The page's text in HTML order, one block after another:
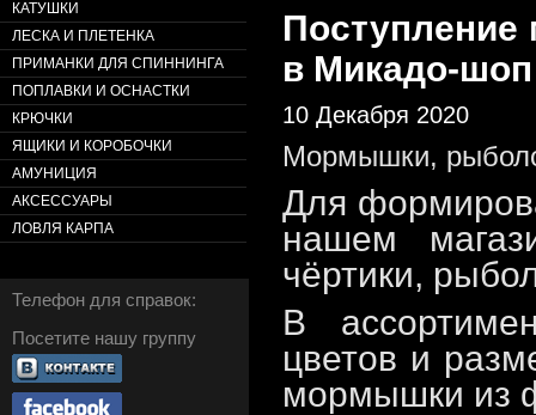
в Микадо-шоп
10 Декабря 2020
Мормышки,
Для
нашем
чёртики,
В
цветов и
мормышки из
КАТУШКИ
ЛЕСКА И ПЛЕТЕНКА
ПРИМАНКИ ДЛЯ СПИННИНГА
ПОПЛАВКИ И ОСНАСТКИ
КРЮЧКИ
ЯЩИКИ И КОРОБОЧКИ
АМУНИЦИЯ
АКСЕССУАРЫ
ЛОВЛЯ КАРПА
Телефон для справок:
Посетите нашу группу